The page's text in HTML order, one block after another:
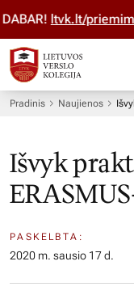
ltvk.lt/
Pradinis Naujienos
Išvyk
PASKELBTA:
2020 m. sausio 17 d.